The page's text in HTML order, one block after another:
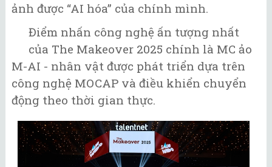
ảnh được “AI hóa” của chính mình.
Điểm nhấn công nghệ ấn tượng nhất
của The Makeover 2025 chính là MC ảo
M-AI - nhân vật được phát triển dựa trên
công nghệ MOCAP và điều khiển chuyển
động theo thời gian thực.